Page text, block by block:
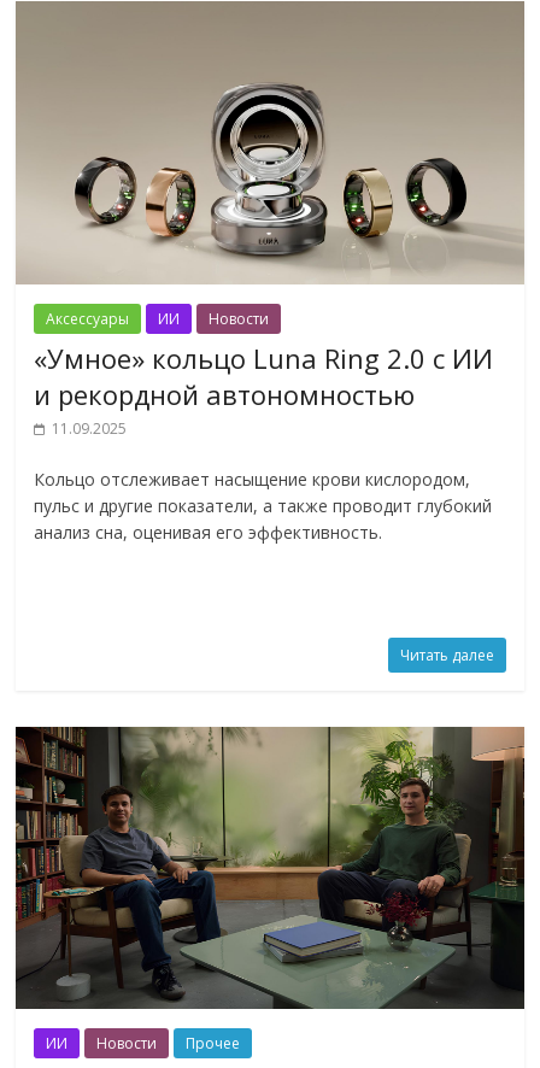
Аксессуары ИИ Новости
«Умное» кольцо Luna Ring 2.0 с ИИ
и рекордной автономностью
11.09.2025
Кольцо отслеживает насыщение крови кислородом,
пульс и другие показатели, а также проводит глубокий
анализ сна, оценивая его эффективность.
Читать далее
ИИ Новости Прочее